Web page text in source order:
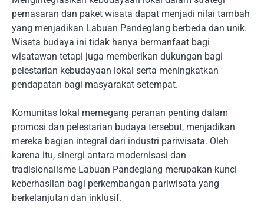
pemasaran dan paket wisata dapat menjadi nilai tambah
yang menjadikan Labuan Pandeglang berbeda dan unik.
Wisata budaya ini tidak hanya bermanfaat bagi
wisatawan tetapi juga memberikan dukungan bagi
pelestarian kebudayaan lokal serta meningkatkan
pendapatan bagi masyarakat setempat.
Komunitas lokal memegang peranan penting dalam
promosi dan pelestarian budaya tersebut, menjadikan
mereka bagian integral dari industri pariwisata. Oleh
karena itu, sinergi antara modernisasi dan
tradisionalisme Labuan Pandeglang merupakan kunci
keberhasilan bagi perkembangan pariwisata yang
berkelanjutan dan inklusif.